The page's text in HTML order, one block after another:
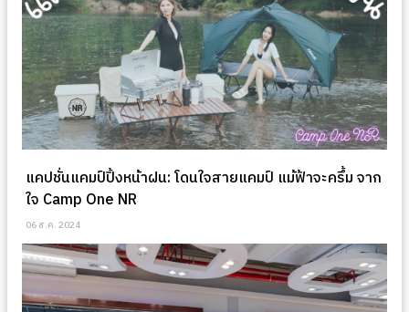
แคปชั่นแคมป์ปิ้งหน้าฝน: โดนใจสายแคมป์ แม้ฟ้าจะครึ้ม จาก
ใจ Camp One NR
06 ส.ค. 2024